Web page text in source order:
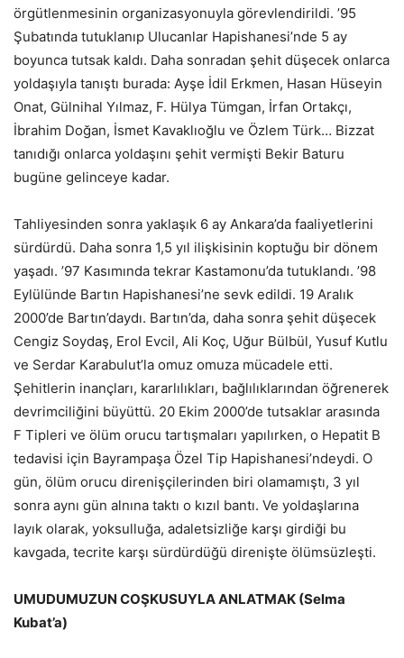
örgütlenmesinin organizasyonuyla görevlendirildi. ’95
Şubatında tutuklanıp Ulucanlar Hapishanesi’nde 5 ay
boyunca tutsak kaldı. Daha sonradan şehit düşecek onlarca
yoldaşıyla tanıştı burada: Ayşe İdil Erkmen, Hasan Hüseyin
Onat, Gülnihal Yılmaz, F. Hülya Tümgan, İrfan Ortakçı,
İbrahim Doğan, İsmet Kavaklıoğlu ve Özlem Türk… Bizzat
tanıdığı onlarca yoldaşını şehit vermişti Bekir Baturu
bugüne gelinceye kadar.
Tahliyesinden sonra yaklaşık 6 ay Ankara’da faaliyetlerini
sürdürdü. Daha sonra 1,5 yıl ilişkisinin koptuğu bir dönem
yaşadı. ’97 Kasımında tekrar Kastamonu’da tutuklandı. ’98
Eylülünde Bartın Hapishanesi’ne sevk edildi. 19 Aralık
2000’de Bartın’daydı. Bartın’da, daha sonra şehit düşecek
Cengiz Soydaş, Erol Evcil, Ali Koç, Uğur Bülbül, Yusuf Kutlu
ve Serdar Karabulut’la omuz omuza mücadele etti.
Şehitlerin inançları, kararlılıkları, bağlılıklarından öğrenerek
devrimciliğini büyüttü. 20 Ekim 2000’de tutsaklar arasında
F Tipleri ve ölüm orucu tartışmaları yapılırken, o Hepatit B
tedavisi için Bayrampaşa Özel Tip Hapishanesi’ndeydi. O
gün, ölüm orucu direnişçilerinden biri olamamıştı, 3 yıl
sonra aynı gün alnına taktı o kızıl bantı. Ve yoldaşlarına
layık olarak, yoksulluğa, adaletsizliğe karşı girdiği bu
kavgada, tecrite karşı sürdürdüğü direnişte ölümsüzleşti.
UMUDUMUZUN COŞKUSUYLA ANLATMAK (Selma
Kubat’a)